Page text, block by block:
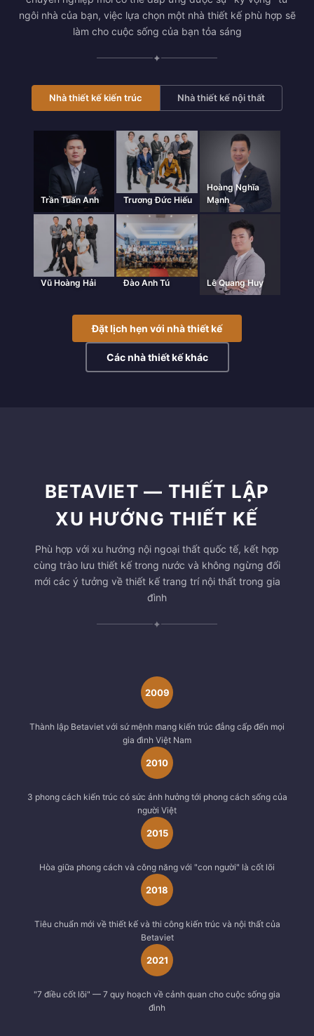
ngôi nhà của bạn, việc lựa chọn một nhà thiết kế phù hợp sẽ
làm cho cuộc sống của bạn tỏa sáng
✦
Nhà thiết kế kiến trúc Nhà thiết kế nội thất
Trần Tuấn Anh Trương Đức Hiếu
Hoàng Nghĩa
Mạnh
Vũ Hoàng Hải Đào Anh Tú Lê Quang Huy
Đặt lịch hẹn với nhà thiết kế
Các nhà thiết kế khác
BETAVIET — THIẾT LẬP
XU HƯỚNG THIẾT KẾ
Phù hợp với xu hướng nội ngoại thất quốc tế, kết hợp
cùng trào lưu thiết kế trong nước và không ngừng đổi
mới các ý tưởng về thiết kế trang trí nội thất trong gia
đình
✦
2009
Thành lập Betaviet với sứ mệnh mang kiến trúc đẳng cấp đến mọi
gia đình Việt Nam
2010
3 phong cách kiến trúc có sức ảnh hưởng tới phong cách sống của
người Việt
2015
Hòa giữa phong cách và công năng với "con người" là cốt lõi
2018
Tiêu chuẩn mới về thiết kế và thi công kiến trúc và nội thất của
Betaviet
2021
"7 điều cốt lõi" — 7 quy hoạch về cảnh quan cho cuộc sống gia
đình